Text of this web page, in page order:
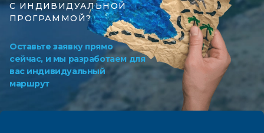
С ИНДИВИДУАЛЬНОЙ
ПРОГРАММОЙ?
Оставьте заявку прямо
сейчас, и мы разработаем для
вас индивидуальный
маршрут